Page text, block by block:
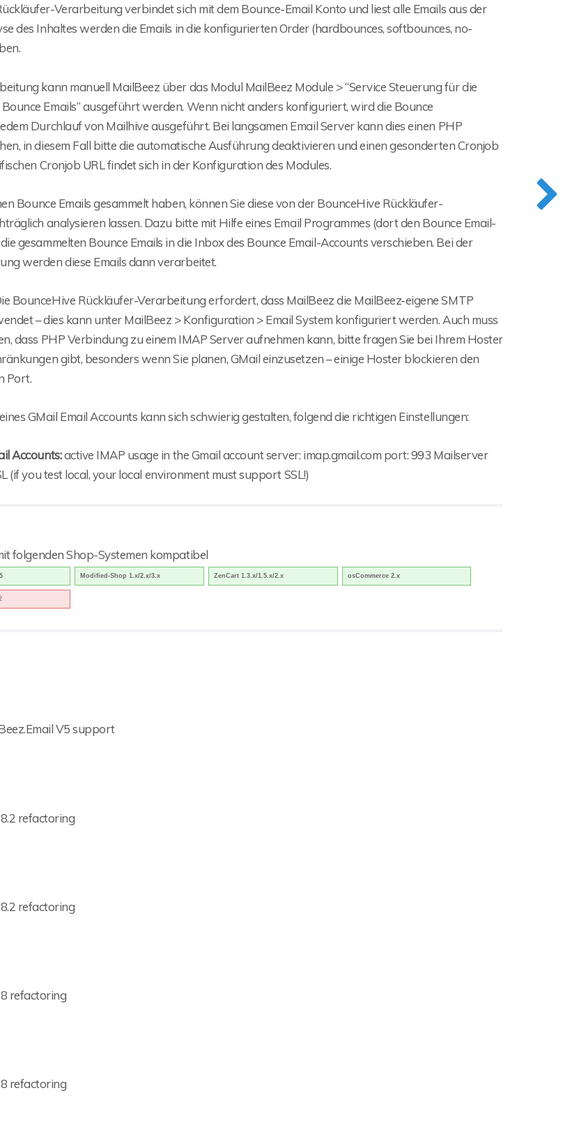
Verarbeitung verbindet sich mit dem Bounce-Email Konto und liest alle Emails aus der
des Inhaltes werden die Emails in die konfigurierten Order (hardbounces, softbounces, no-
kann manuell MailBeez über das Modul MailBeez Module > “Service Steuerung für die
Emails” ausgeführt werden. Wenn nicht anders konfiguriert, wird die Bounce
Durchlauf von Mailhive ausgeführt. Bei langsamen Email Server kann dies einen PHP
in diesem Fall bitte die automatische Ausführung deaktivieren und einen gesonderten Cronjob
Cronjob URL findet sich in der Konfiguration des Modules.
Bounce Emails gesammelt haben, können Sie diese von der BounceHive Rückläufer-
analysieren lassen. Dazu bitte mit Hilfe eines Email Programmes (dort den Bounce Email-
gesammelten Bounce Emails in die Inbox des Bounce Email-Accounts verschieben. Bei der
werden diese Emails dann verarbeitet.
BounceHive Rückläufer-Verarbeitung erfordert, dass MailBeez die MailBeez-eigene SMTP
– dies kann unter MailBeez > Konfiguration > Email System konfiguriert werden. Auch muss
dass PHP Verbindung zu einem IMAP Server aufnehmen kann, bitte fragen Sie bei Ihrem Hoster
gibt, besonders wenn Sie planen, GMail einzusetzen – einige Hoster blockieren den
Port.
GMail Email Accounts kann sich schwierig gestalten, folgend die richtigen Einstellungen:
Accounts:active IMAP usage in the Gmail account server: imap.gmail.com port: 993 Mailserver
(if you test local, your local environment must support SSL!)
folgenden Shop-Systemen kompatibel
Modified-Shop 1.x/2.x/3.x ZenCart 1.3.x/1.5.x/2.x osCommerce 2.x
V5 support
refactoring
refactoring
refactoring
refactoring